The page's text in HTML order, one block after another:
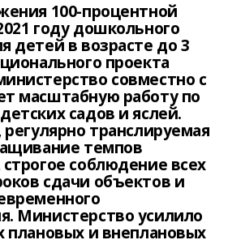
100-процентной
году дошкольного
детей в возрасте до 3
проекта
совместно с
масштабную работу по
садов и яслей.
регулярно транслируемая
темпов
соблюдение всех
сдачи объектов и
Министерство усилило
плановых и внеплановых